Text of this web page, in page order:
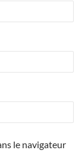
le navigateur